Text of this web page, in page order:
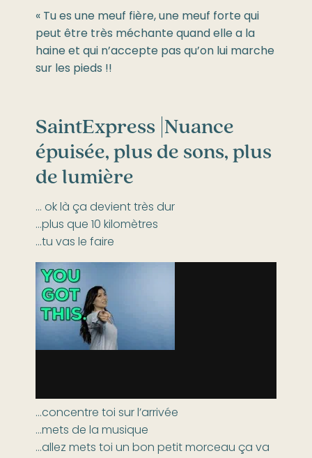
« Tu es une meuf fière, une meuf forte qui
peut être très méchante quand elle a la
haine et qui n’accepte pas qu’on lui marche
sur les pieds !!
SaintExpress |Nuance
épuisée, plus de sons, plus
de lumière
… ok là ça devient très dur
…plus que 10 kilomètres
…tu vas le faire
…concentre toi sur l’arrivée
…mets de la musique
…allez mets toi un bon petit morceau ça va